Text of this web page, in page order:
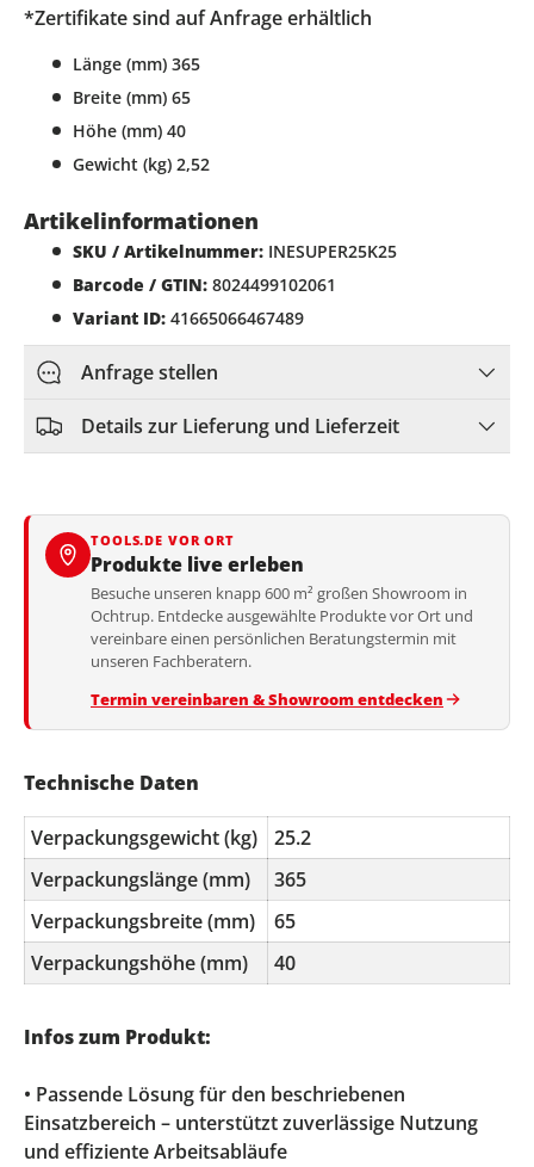
*Zertifikate sind auf Anfrage erhältlich
Länge (mm) 365
Breite (mm) 65
Höhe (mm) 40
Gewicht (kg) 2,52
Artikelinformationen
SKU / Artikelnummer: INESUPER25K25
Barcode / GTIN: 8024499102061
Variant ID: 41665066467489
Anfrage stellen
Details zur Lieferung und Lieferzeit
TOOLS.DE VOR ORT
Produkte live erleben
Besuche unseren knapp 600 m² großen Showroom in
Ochtrup. Entdecke ausgewählte Produkte vor Ort und
vereinbare einen persönlichen Beratungstermin mit
unseren Fachberatern.
Termin vereinbaren & Showroom entdecken
Technische Daten
Verpackungsgewicht (kg)
25.2
Verpackungslänge (mm)
365
Verpackungsbreite (mm)
65
Verpackungshöhe (mm)
40
Infos zum Produkt:
• Passende Lösung für den beschriebenen
Einsatzbereich – unterstützt zuverlässige Nutzung
und effiziente Arbeitsabläufe